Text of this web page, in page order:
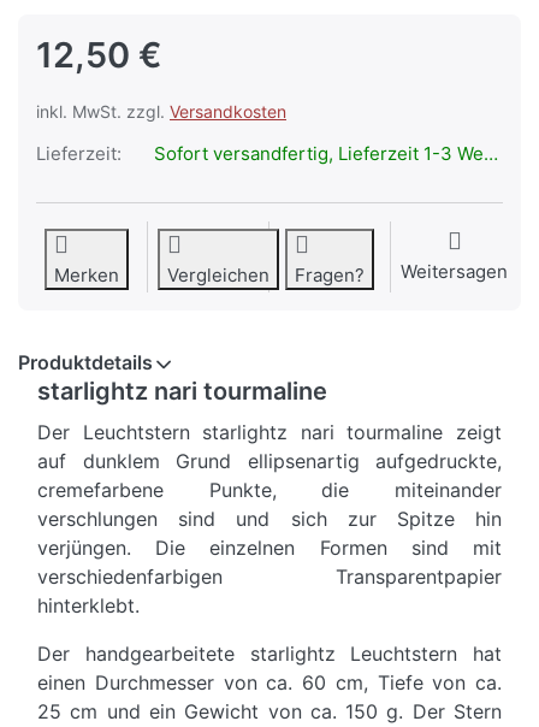
12,50 €
inkl. MwSt. zzgl. Versandkosten
Lieferzeit: Sofort versandfertig, Lieferzeit 1-3 Werktage.
Merken Vergleichen Fragen? Weitersagen
Produktdetails
starlightz nari tourmaline
Der Leuchtstern starlightz nari tourmaline zeigt
auf dunklem Grund ellipsenartig aufgedruckte,
cremefarbene Punkte, die miteinander
verschlungen sind und sich zur Spitze hin
verjüngen. Die einzelnen Formen sind mit
verschiedenfarbigen Transparentpapier
hinterklebt.
Der handgearbeitete starlightz Leuchtstern hat
einen Durchmesser von ca. 60 cm, Tiefe von ca.
25 cm und ein Gewicht von ca. 150 g. Der Stern